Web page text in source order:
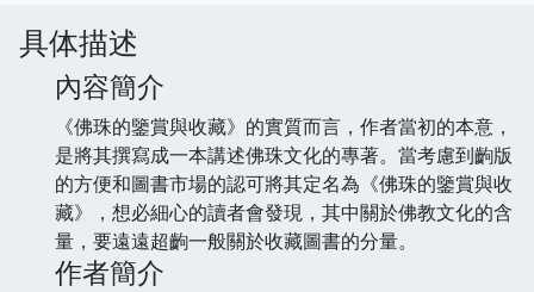
具体描述
內容簡介
《佛珠的鑒賞與收藏》的實質而言，作者當初的本意，
是將其撰寫成一本講述佛珠文化的專著。當考慮到齣版
的方便和圖書市場的認可將其定名為《佛珠的鑒賞與收
藏》，想必細心的讀者會發現，其中關於佛教文化的含
量，要遠遠超齣一般關於收藏圖書的分量。
作者簡介